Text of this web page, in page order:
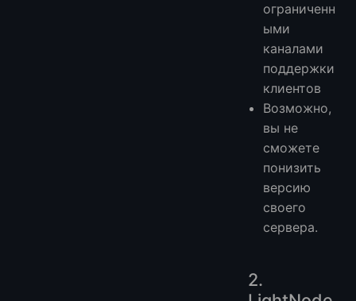
ограниченн
ыми
каналами
поддержки
клиентов
Возможно,
вы не
сможете
понизить
версию
своего
сервера.
2.